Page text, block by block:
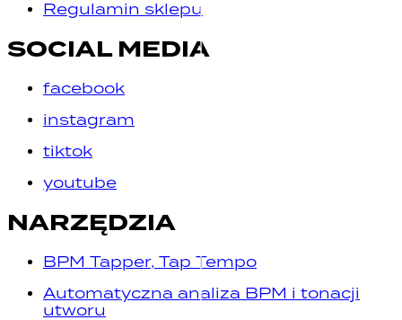
Regulamin sklepu
SOCIAL MEDIA
facebook
instagram
tiktok
youtube
NARZĘDZIA
BPM Tapper, Tap Tempo
Automatyczna analiza BPM i tonacji
utworu